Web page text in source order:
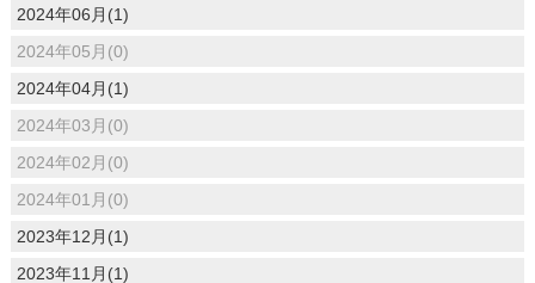
2024年06月(1)
2024年05月(0)
2024年04月(1)
2024年03月(0)
2024年02月(0)
2024年01月(0)
2023年12月(1)
2023年11月(1)